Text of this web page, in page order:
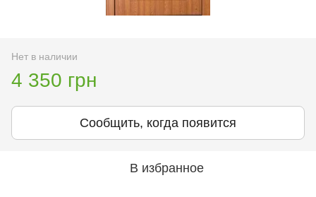
Нет в наличии
4 350 грн
Сообщить, когда появится
В избранное